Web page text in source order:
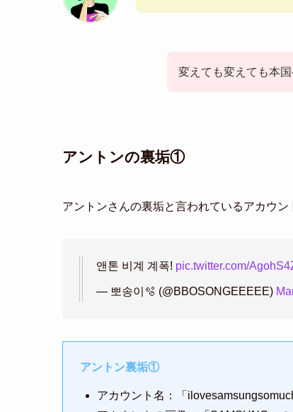
変えても変えても本
アントンの裏垢①
アントンさんの裏垢と言われているアカウン
앤톤 비계 계폭! pic.twitter.com/
— 뽀송이🫧 (@BBOSONGEEEEE)
アントン裏垢①
アカウント名：「